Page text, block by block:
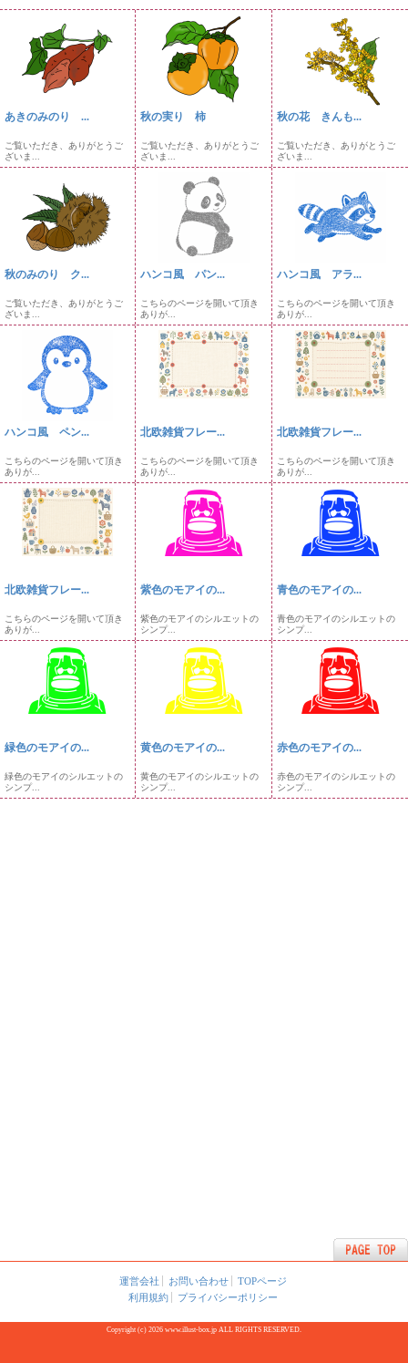
あきのみのり ...
ご覧いただき、ありがとうご
ざいま...
秋の実り 柿
ご覧いただき、ありがとうご
ざいま...
秋の花 きんも...
ご覧いただき、ありがとうご
ざいま...
秋のみのり ク...
ご覧いただき、ありがとうご
ざいま...
ハンコ風 パン...
こちらのページを開いて頂き
ありが...
ハンコ風 アラ...
こちらのページを開いて頂き
ありが...
ハンコ風 ペン...
こちらのページを開いて頂き
ありが...
北欧雑貨フレー...
こちらのページを開いて頂き
ありが...
北欧雑貨フレー...
こちらのページを開いて頂き
ありが...
北欧雑貨フレー...
こちらのページを開いて頂き
ありが...
紫色のモアイの...
紫色のモアイのシルエットの
シンプ...
青色のモアイの...
青色のモアイのシルエットの
シンプ...
緑色のモアイの...
緑色のモアイのシルエットの
シンプ...
黄色のモアイの...
黄色のモアイのシルエットの
シンプ...
赤色のモアイの...
赤色のモアイのシルエットの
シンプ...
運営会社 お問い合わせ
TOPページ
利用規約
プライバシーポリシー
Copyright (c) 2026 www.illust-box.jp ALL RIGHTS RESERVED.